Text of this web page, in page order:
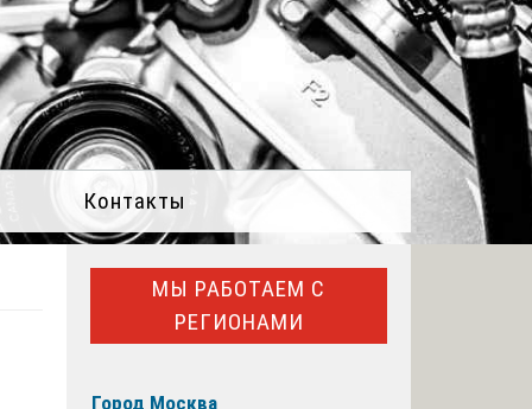
Контакты
МЫ РАБОТАЕМ С
РЕГИОНАМИ
Город Москва